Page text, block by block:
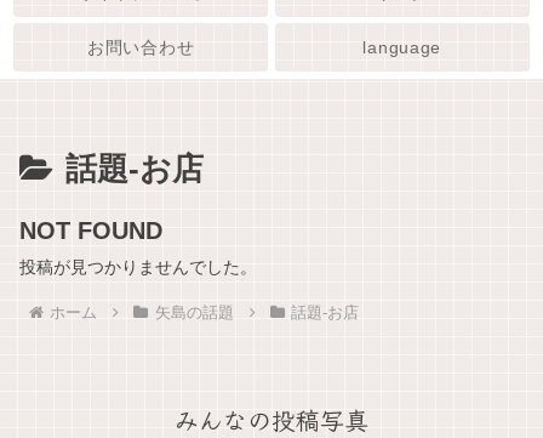
お問い合わせ language
話題-お店
NOT FOUND
投稿が見つかりませんでした。
ホーム 矢島の話題 話題-お店
みんなの投稿写真